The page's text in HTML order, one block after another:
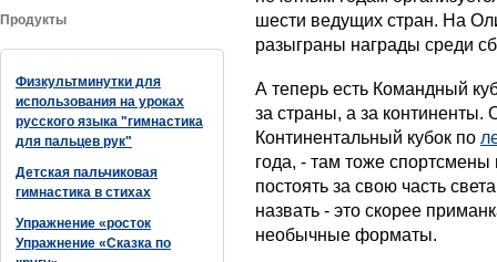
Продукты
Физкультминутки для
использования на уроках
русского языка "гимнастика
для пальцев рук"
Детская пальчиковая
гимнастика в стихах
Упражнение «росток
Упражнение «Сказка по
шести ведущих стран. На
разыграны награды среди
А теперь есть Командный
за страны, а за континенты.
Континентальный кубок по
года, - там тоже
постоять за свою часть
назвать - это скорее
необычные форматы.